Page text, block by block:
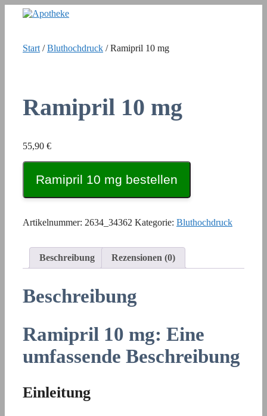
Inhalt
Start /Bluthochdruck / Ramipril 10 mg
Ramipril 10 mg
55,90 €
Ramipril 10 mg bestellen
Artikelnummer: 2634_34362 Kategorie: Bluthochdruck
Beschreibung Rezensionen (0)
Beschreibung
Ramipril 10 mg: Eine
umfassende Beschreibung
Einleitung